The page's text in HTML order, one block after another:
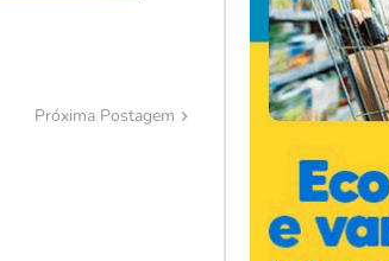
Próxima Postagem